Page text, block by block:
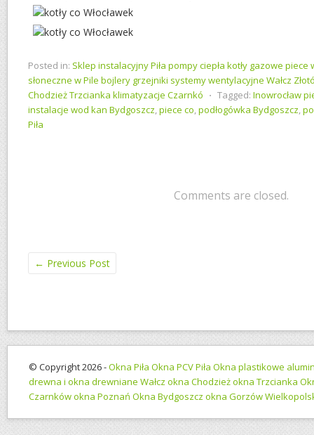
Posted in: Sklep instalacyjny Piła pompy ciepła kotły gazowe
słoneczne w Pile bojlery grzejniki systemy wentylacyjne Wałcz
Chodzież Trzcianka klimatyzacje Czarnkó ⋅ Tagged: Inowrocław
instalacje wod kan Bydgoszcz,piece co,podłogówka Bydgoszcz,
Piła
Comments are closed.
← Previous Post
© Copyright 2026 -Okna Piła Okna PCV Piła Okna plastikowe
drewna i okna drewniane Wałcz okna Chodzież okna Trzcianka
Czarnków okna Poznań Okna Bydgoszcz okna Gorzów